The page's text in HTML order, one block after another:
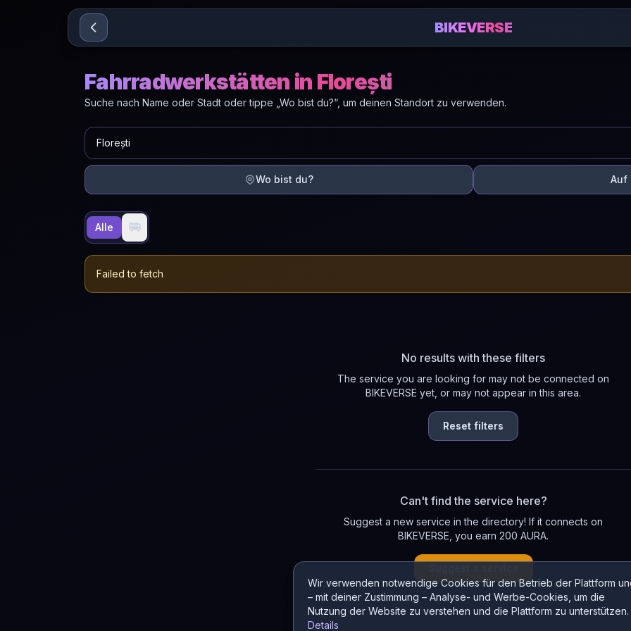
Sari la conținut
Wir verwenden notwendige Cookies für den Betrieb der Plattform
– mit deiner Zustimmung – Analyse- und Werbe-Cookies, um die
Nutzung der Website zu verstehen und die Plattform zu unterstützen.
Details
BIKEVERSE
Fahrradwerkstätten in Florești
Suche nach Name oder Stadt oder tippe „Wo bist du?“, um deinen Standort zu verwenden.
Wo bist du? Auf
Alle 🚐
Failed to fetch
No results with these filters
The service you are looking for may not be connected on
BIKEVERSE yet, or may not appear in this area.
Reset filters
Can't find the service here?
Suggest a new service in the directory! If it connects on
BIKEVERSE, you earn 200 AURA.